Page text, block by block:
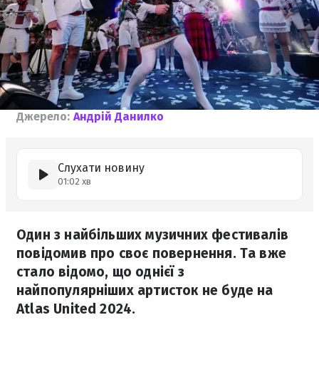
Джерело: Андрій Данилко
Слухати новину
01:02 хв
Один з найбільших музичних фестивалів
повідомив про своє повернення. Та вже
стало відомо, що однієї з
найпопулярніших артисток не буде на
Atlas United 2024.